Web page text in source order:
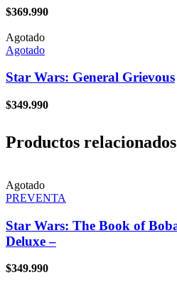
$369.990
Agotado
Agotado
Star Wars: General Grievous
$349.990
Productos relacionados
Agotado
PREVENTA
Star Wars: The Book of
Deluxe –
$349.990